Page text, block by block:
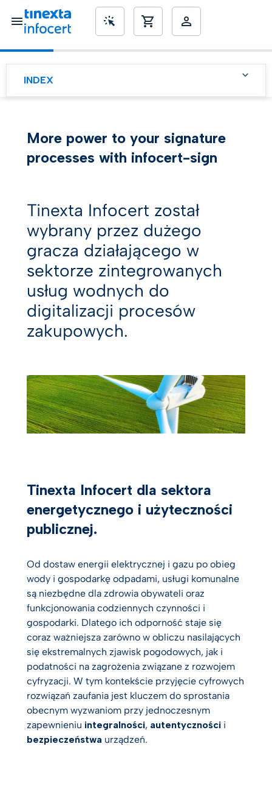
INDEX
Cel: cyfryzacja procesów
zakupowych
More power to your signature
processes with infocert-sign
Tinexta Infocert został
wybrany przez dużego
gracza działającego w
sektorze zintegrowanych
usług wodnych do
digitalizacji procesów
zakupowych.
Tinexta Infocert dla sektora
energetycznego i użyteczności
publicznej.
Od dostaw energii elektrycznej i gazu po obieg
wody i gospodarkę odpadami, usługi komunalne
są niezbędne dla zdrowia obywateli oraz
funkcjonowania codziennych czynności i
gospodarki. Dlatego ich odporność staje się
coraz ważniejsza zarówno w obliczu nasilających
się ekstremalnych zjawisk pogodowych, jak i
podatności na zagrożenia związane z rozwojem
cyfryzacji. W tym kontekście przyjęcie cyfrowych
rozwiązań zaufania jest kluczem do sprostania
obecnym wyzwaniom przy jednoczesnym
zapewnieniu integralności, autentyczności i
bezpieczeństwa urządzeń.